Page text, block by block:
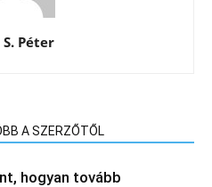
Péter
A SZERZŐTŐL
hogyan tovább